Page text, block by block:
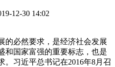
12-30 14:02
的必然要求，是经济社会发展
和国家富强的重要标志，也是
。习近平总书记在2016年8月召